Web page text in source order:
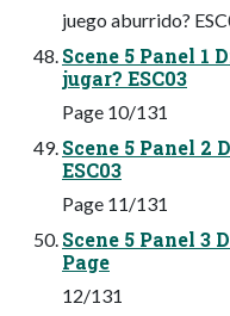
juego aburrido?
Scene 5 Panel 1
jugar? ESC03
Page 10/131
Scene 5 Panel 2
ESC03
Page 11/131
Scene 5 Panel 3
Page
12/131